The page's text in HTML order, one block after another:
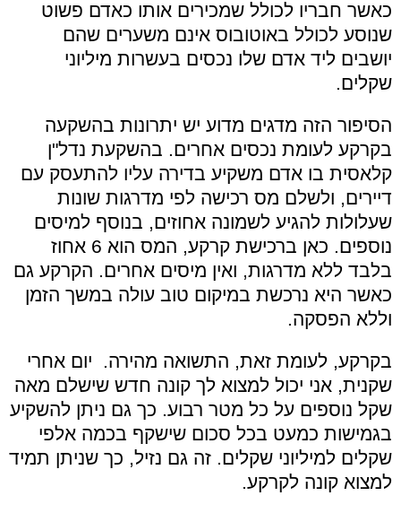
כאשר חבריו לכולל שמכירים אותו כאדם פשוט
שנוסע לכולל באוטובוס אינם משערים שהם
יושבים ליד אדם שלו נכסים בעשרות מיליוני
שקלים.
הסיפור הזה מדגים מדוע יש יתרונות בהשקעה
בקרקע לעומת נכסים אחרים. בהשקעת נדל"ן
קלאסית בו אדם משקיע בדירה עליו להתעסק עם
דיירים, ולשלם מס רכישה לפי מדרגות שונות
שעלולות להגיע לשמונה אחוזים, בנוסף למיסים
נוספים. כאן ברכישת קרקע, המס הוא 6 אחוז
בלבד ללא מדרגות, ואין מיסים אחרים. הקרקע גם
כאשר היא נרכשת במיקום טוב עולה במשך הזמן
וללא הפסקה.
בקרקע, לעומת זאת, התשואה מהירה. יום אחרי
שקנית, אני יכול למצוא לך קונה חדש שישלם מאה
שקל נוספים על כל מטר רבוע. כך גם ניתן להשקיע
בגמישות כמעט בכל סכום שישקף בכמה אלפי
שקלים למיליוני שקלים. זה גם נזיל, כך שניתן תמיד
למצוא קונה לקרקע.